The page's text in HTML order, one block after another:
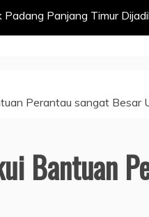
Panjang Timur
Perantau sangat Besar
Bantuan